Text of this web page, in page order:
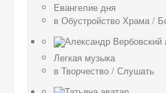
Евангелие дня
в Обустройство Храма /
Легкая музыка
в Творчество / Слушать